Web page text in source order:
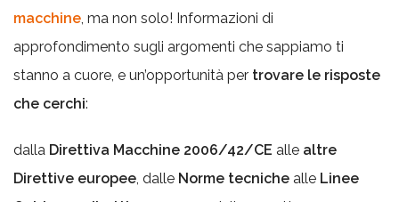
macchine, ma non solo! Informazioni di
approfondimento sugli argomenti che sappiamo ti
stanno a cuore, e un’opportunità per trovare le risposte
che cerchi:
dalla Direttiva Macchine 2006/42/CE alle altre
Direttive europee, dalle Norme tecniche alle Linee